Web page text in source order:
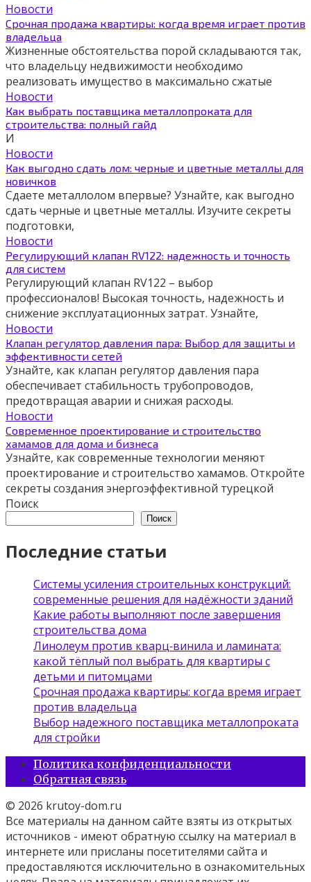
Новости
Срочная продажа квартиры: когда время играет против
владельца
Жизненные обстоятельства порой складываются так,
что владельцу недвижимости необходимо
реализовать имущество в максимально сжатые
Новости
Как выбрать поставщика металлопроката для
строительства: полный гайд
И
Новости
Как выгодно сдать лом: черные и цветные металлы для
новичков
Сдаете металлолом впервые? Узнайте, как выгодно
сдать черные и цветные металлы. Изучите секреты
подготовки,
Новости
Регулирующий клапан RV122: надежность и точность
для систем
Регулирующий клапан RV122 – выбор
профессионалов! Высокая точность, надежность и
снижение эксплуатационных затрат. Узнайте,
Новости
Клапан регулятор давления пара: Выбор для защиты и
эффективности сетей
Узнайте, как клапан регулятор давления пара
обеспечивает стабильность трубопроводов,
предотвращая аварии и снижая расходы.
Новости
Современное проектирование и строительство
хамамов для дома и бизнеса
Узнайте, как современные технологии меняют
проектирование и строительство хамамов. Откройте
секреты создания энергоэффективной турецкой
Поиск
Поиск
Последние статьи
Системы усиления строительных конструкций:
современные решения для надёжности зданий
Какие работы выполняют после завершения
строительства дома
Линолеум против кварц‑винила и ламината:
какой тёплый пол выбрать для квартиры с
детьми и питомцами
Срочная продажа квартиры: когда время играет
против владельца
Выбор надежного поставщика металлопроката
для стройки
Политика конфиденциальности
Обратная связь
© 2026 krutoy-dom.ru
Все материалы на данном сайте взяты из открытых
источников - имеют обратную ссылку на материал в
интернете или присланы посетителями сайта и
предоставляются исключительно в ознакомительных